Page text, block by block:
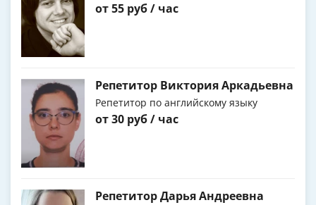
от 55 руб / час
Репетитор Виктория Аркадьевна
Репетитор по английскому языку
от 30 руб / час
Репетитор Дарья Андреевна